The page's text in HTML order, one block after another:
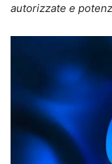
autorizzate e